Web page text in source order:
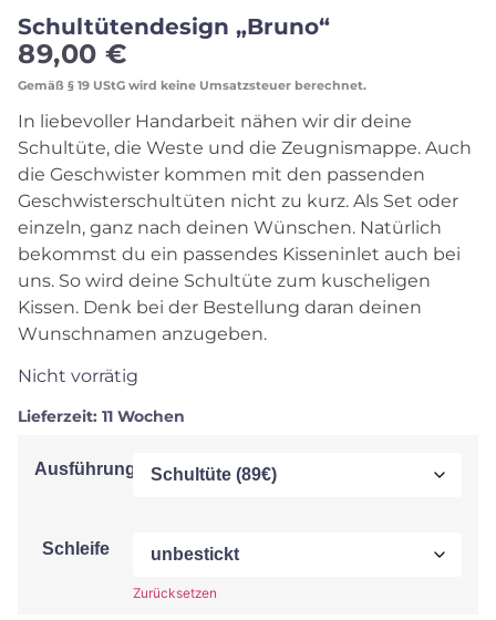
Schultütendesign „Bruno“
89,00 €
Gemäß § 19 UStG wird keine Umsatzsteuer berechnet.
In liebevoller Handarbeit nähen wir dir deine
Schultüte, die Weste und die Zeugnismappe. Auch
die Geschwister kommen mit den passenden
Geschwisterschultüten nicht zu kurz. Als Set oder
einzeln, ganz nach deinen Wünschen. Natürlich
bekommst du ein passendes Kisseninlet auch bei
uns. So wird deine Schultüte zum kuscheligen
Kissen. Denk bei der Bestellung daran deinen
Wunschnamen anzugeben.
Nicht vorrätig
Lieferzeit: 11 Wochen
Ausführung
Schleife
Zurücksetzen